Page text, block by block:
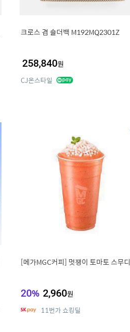
크로스 겸 숄더백 M192MQ2301Z
258,840원
CJ온스타일
[메가MGC커피] 멋쟁이 토마토 스무디
20% 2,960원
11번가 쇼킹딜